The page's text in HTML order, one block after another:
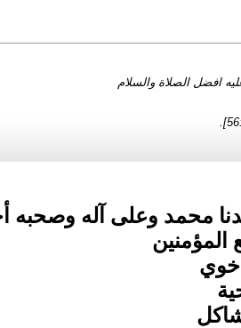
افضل الصلاة والسلام
محمد وعلى آله وصحبه
المؤمنين